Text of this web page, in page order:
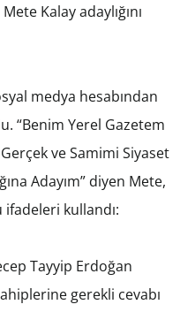
Kalay adaylığını
medya hesabından
“Benim Yerel Gazetem
ve Samimi Siyaset
Adayım” diyen Mete,
ifadeleri kullandı:
Tayyip Erdoğan
gerekli cevabı